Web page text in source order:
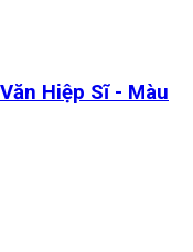
Hiệp Sĩ - Màu